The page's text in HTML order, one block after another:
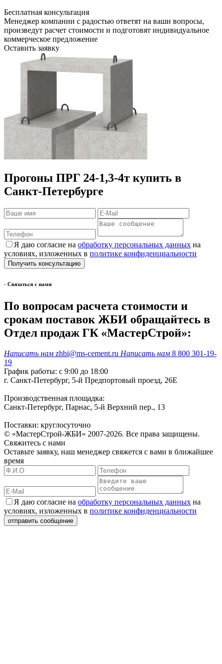
Бесплатная консультация
Менеджер компании с радостью ответят на ваши вопросы,
произведут расчет стоимости и подготовят индивидуальное
коммерческое предложение
Оставить заявку
Прогоны ПРГ 24-1,3-4т купить в
Санкт-Петербурге
Я даю согласие на обработку персональных данных на
условиях, изложенных в политике конфиденциальности
- Cвязаться с нами
По вопросам расчета стоимости и
срокам поставок ЖБИ обращайтесь в
Отдел продаж ГК «МастерСтрой»:
Написать нам zhbi@ms-cement.ru Написать нам 8 800 301-19-
19
График работы: с 9:00 до 18:00
г. Санкт-Петербург, 5-й Предпортовый проезд, 26Е
Производственная площадка:
Санкт-Петербург, Парнас, 5-й Верхний пер., 13
Поставки: круглосуточно
© «МастерСтрой-ЖБИ» 2007-2026. Все права защищены.
Свяжитесь с нами
Оставьте заявку, наш менеджер свяжется с вами в ближайшее
время
Я даю согласие на обработку персональных данных на
условиях, изложенных в политике конфиденциальности